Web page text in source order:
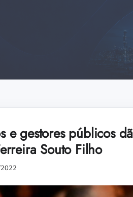
e gestores públicos
Souto Filho